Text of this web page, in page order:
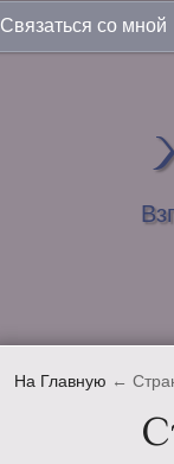
Связаться со мной
На Главную ←